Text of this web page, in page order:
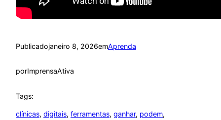
Publicadojaneiro 8, 2026emAprenda
porImprensaAtiva
Tags:
clínicas, digitais, ferramentas, ganhar, podem